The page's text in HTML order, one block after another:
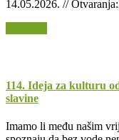
14.05.2026. //
114. Ideja za kulturu
slavine
Imamo li među našim